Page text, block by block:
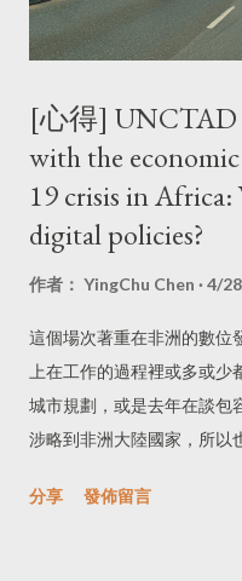
[心得] UNCTAD
with the
19 crisis in
digital policies?
作者： YingChu Chen 4/
這個場次著重在非洲的數位
上在工作的過程裡或多或
城市規劃，或是去年在談包
涉略到非洲大陸國家，所以
COVID-19 crisis in Africa:
分享 發佈留言